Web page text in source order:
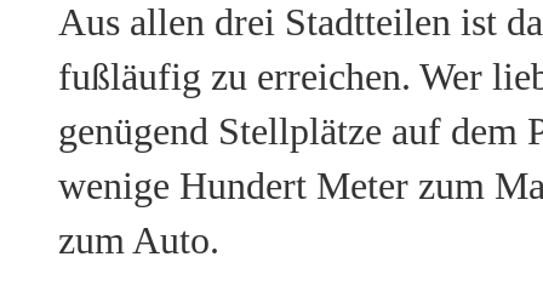
Aus allen drei Stadtteilen ist
fußläufig zu erreichen. Wer
genügend Stellplätze auf dem
wenige Hundert Meter zum
zum Auto.